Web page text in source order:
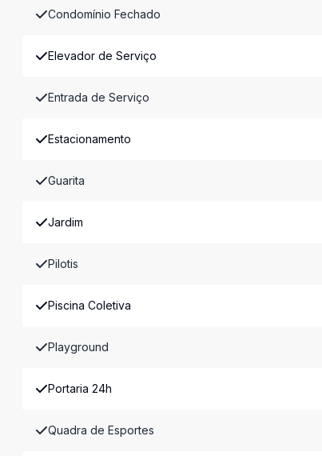
Condomínio Fechado
Elevador de Serviço
Entrada de Serviço
Estacionamento
Guarita
Jardim
Pilotis
Piscina Coletiva
Playground
Portaria 24h
Quadra de Esportes